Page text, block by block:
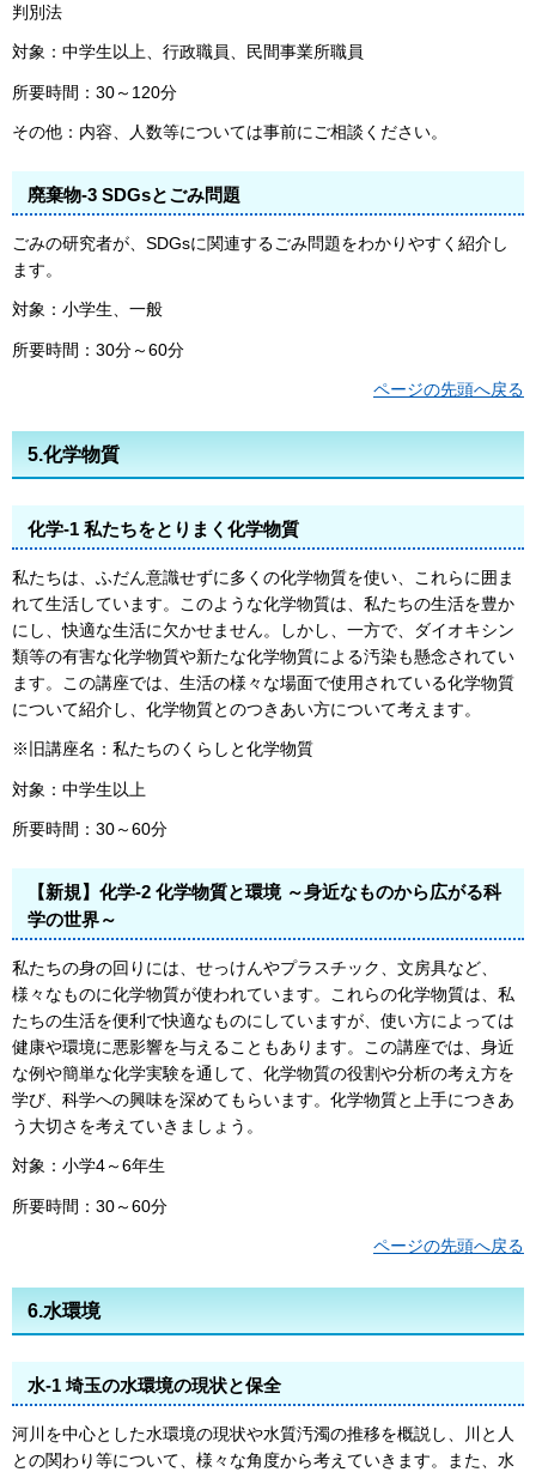
判別法
対象：中学生以上、行政職員、民間事業所職員
所要時間：30～120分
その他：内容、人数等については事前にご相談ください。
廃棄物-3 SDGsとごみ問題
ごみの研究者が、SDGsに関連するごみ問題をわかりやすく紹介し
ます。
対象：小学生、一般
所要時間：30分～60分
ページの先頭へ戻る
5.化学物質
化学-1 私たちをとりまく化学物質
私たちは、ふだん意識せずに多くの化学物質を使い、これらに囲ま
れて生活しています。このような化学物質は、私たちの生活を豊か
にし、快適な生活に欠かせません。しかし、一方で、ダイオキシン
類等の有害な化学物質や新たな化学物質による汚染も懸念されてい
ます。この講座では、生活の様々な場面で使用されている化学物質
について紹介し、化学物質とのつきあい方について考えます。
※旧講座名：私たちのくらしと化学物質
対象：中学生以上
所要時間：30～60分
【新規】化学-2 化学物質と環境 ～身近なものから広がる科
学の世界～
私たちの身の回りには、せっけんやプラスチック、文房具など、
様々なものに化学物質が使われています。これらの化学物質は、私
たちの生活を便利で快適なものにしていますが、使い方によっては
健康や環境に悪影響を与えることもあります。この講座では、身近
な例や簡単な化学実験を通して、化学物質の役割や分析の考え方を
学び、科学への興味を深めてもらいます。化学物質と上手につきあ
う大切さを考えていきましょう。
対象：小学4～6年生
所要時間：30～60分
ページの先頭へ戻る
6.水環境
水-1 埼玉の水環境の現状と保全
河川を中心とした水環境の現状や水質汚濁の推移を概説し、川と人
との関わり等について、様々な角度から考えていきます。また、水